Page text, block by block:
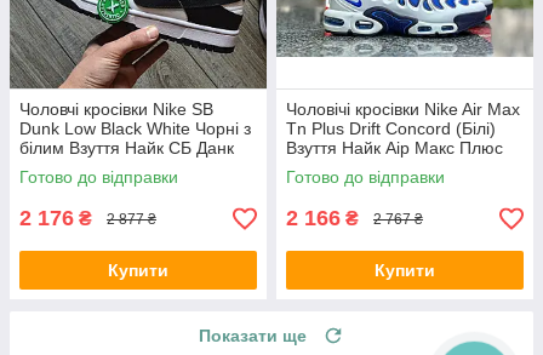
Чоловчі кросівки Nike SB
Dunk Low Black White Чорні з
білим Взуття Найк СБ Данк
Лоу текстиль шкіра демісезон
Готово до відправки
2 176 ₴ 2 877 ₴
Купити
Чоловічі кросівки Nike Air Max
Tn Plus Drift Concord (Білі)
Взуття Найк Аір Макс Плюс
текстиль шкіра демісезон
Готово до відправки
2 166 ₴ 2 767 ₴
Купити
Показати ще